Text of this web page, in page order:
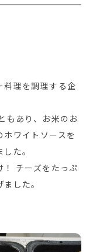
料理を調理する企
もあり、お米のお
ワイトソースを
た。
チーズをたっぷ
した。